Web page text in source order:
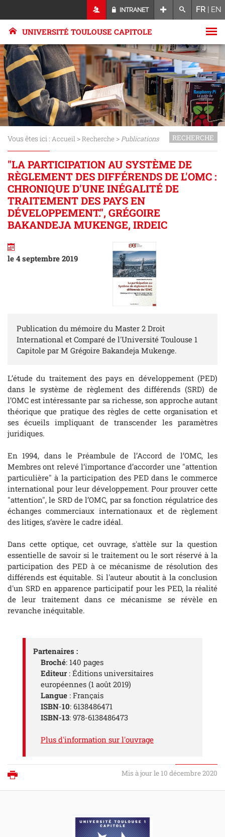
INTRANET FR | EN
UNIVERSITÉ TOULOUSE CAPITOLE
Vous êtes ici : Accueil >Recherche >Publications RECHERCHE
"LA PARTICIPATION AU SYSTÈME DE
RÈGLEMENT DES DIFFÉRENDS DE L'OMC :
CHRONIQUE D'UNE INÉGALITÉ DE
TRAITEMENT DES PAYS EN
DÉVELOPPEMENT.", GRÉGOIRE
BAKANDEJA MUKENGE, IRDEIC
le 4 septembre 2019
Publication du mémoire du Master 2 Droit
International et Comparé de l'Université Toulouse 1
Capitole par M Grégoire Bakandeja Mukenge.
L’étude du traitement des pays en développement (PED)
dans le système de règlement des différends (SRD) de
l’OMC est intéressante par sa richesse, son approche autant
théorique que pratique des règles de cette organisation et
ses écueils impliquant de transcender les paramètres
juridiques.
En 1994, dans le Préambule de l’Accord de l’OMC, les
Membres ont relevé l’importance d’accorder une "attention
particulière" à la participation des PED dans le commerce
international pour leur développement. Pour prouver cette
"attention", le SRD de l’OMC, par sa fonction régulatrice des
échanges commerciaux internationaux et de règlement
des litiges, s’avère le cadre idéal.
Dans cette optique, cet ouvrage, s'attèle sur la question
essentielle de savoir si le traitement ou le sort réservé à la
participation des PED à ce mécanisme de résolution des
différends est équitable. Si l'auteur aboutit à la conclusion
d'un SRD en apparence participatif pour les PED, la réalité
de leur traitement dans ce mécanisme se révèle en
revanche inéquitable.
Partenaires :
Broché: 140 pages
Editeur: Éditions universitaires
européennes (1 août 2019)
Langue : Français
ISBN-10: 6138486471
ISBN-13: 978-6138486473
Plus d'information sur l'ouvrage
Mis à jour le 10 décembre 2020